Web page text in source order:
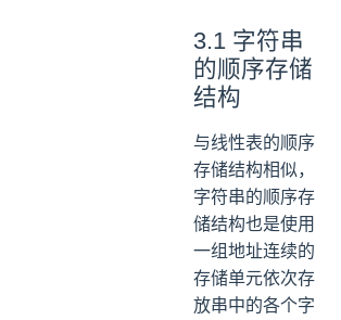
3.1 字符串
的顺序存储
结构
与线性表的顺序
存储结构相似，
字符串的顺序存
储结构也是使用
一组地址连续的
存储单元依次存
放串中的各个字